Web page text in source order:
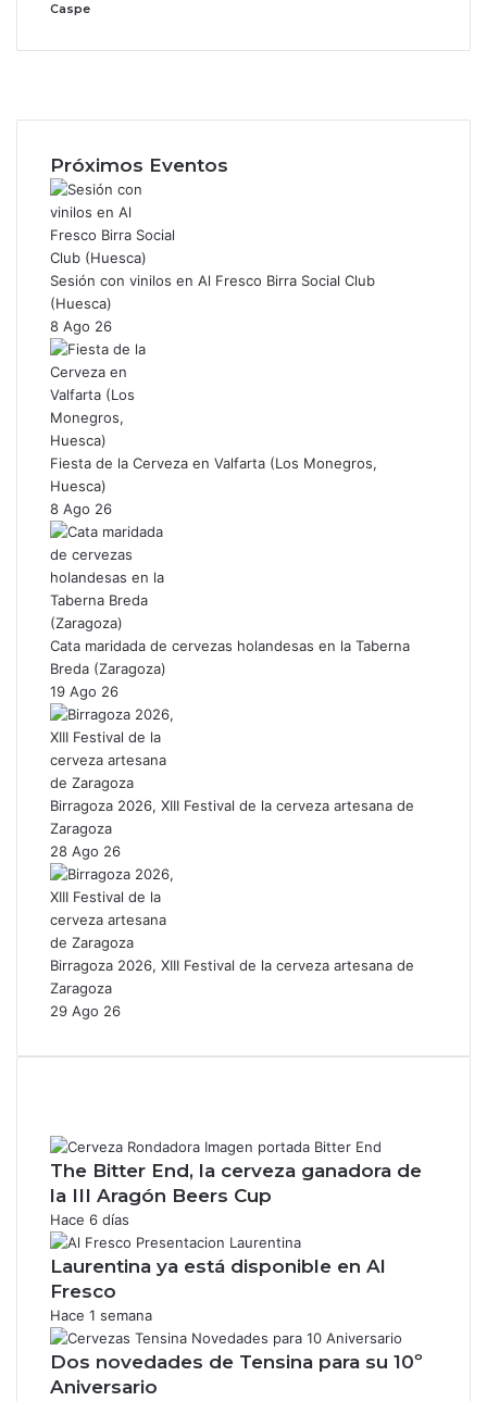
Caspe
Próximos Eventos
Sesión con vinilos en Al Fresco Birra Social Club
(Huesca)
8 Ago 26
Fiesta de la Cerveza en Valfarta (Los Monegros,
Huesca)
8 Ago 26
Cata maridada de cervezas holandesas en la Taberna
Breda (Zaragoza)
19 Ago 26
Birragoza 2026, XIII Festival de la cerveza artesana de
Zaragoza
28 Ago 26
Birragoza 2026, XIII Festival de la cerveza artesana de
Zaragoza
29 Ago 26
The Bitter End, la cerveza ganadora de
la III Aragón Beers Cup
Hace 6 días
Laurentina ya está disponible en Al
Fresco
Hace 1 semana
Dos novedades de Tensina para su 10º
Aniversario